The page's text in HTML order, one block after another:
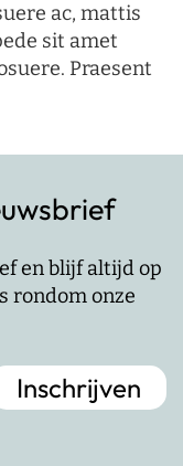
ac, mattis
sit amet
Praesent
en blijf altijd op
rondom onze